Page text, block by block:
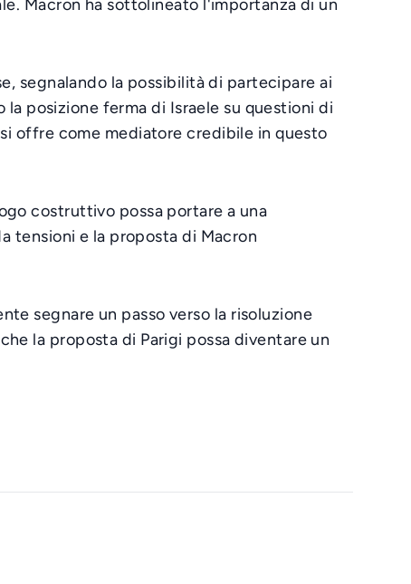
Macron ha sottolineato l'importanza di un
segnalando la possibilità di partecipare ai
posizione ferma di Israele su questioni di
offre come mediatore credibile in questo
costruttivo possa portare a una
tensioni e la proposta di Macron
segnare un passo verso la risoluzione
la proposta di Parigi possa diventare un